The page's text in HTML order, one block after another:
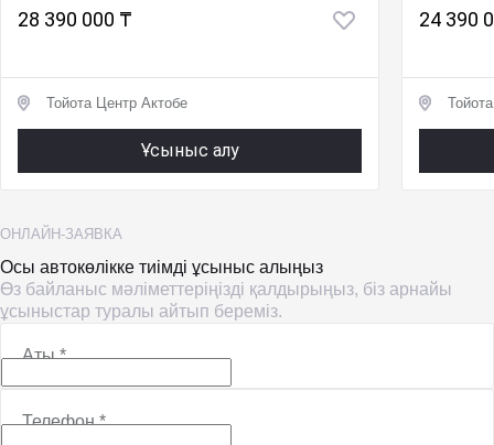
28 390 000 ₸
Тойота Центр Актобе
Ұсыныс алу
24 390
ОНЛАЙН-ЗАЯВКА
Осы автокөлікке тиімді ұсыныс алыңыз
Өз байланыс мәліметтеріңізді қалдырыңыз, біз арнайы
ұсыныстар туралы айтып береміз.
Аты*
Телефон*